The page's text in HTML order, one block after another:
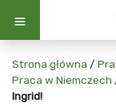
Strona główna /
Praca w Niemczech
Ingrid!